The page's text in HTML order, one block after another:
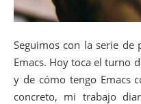
Seguimos con la serie
Emacs. Hoy toca el turno
y de cómo tengo Emacs
concreto, mi trabajo